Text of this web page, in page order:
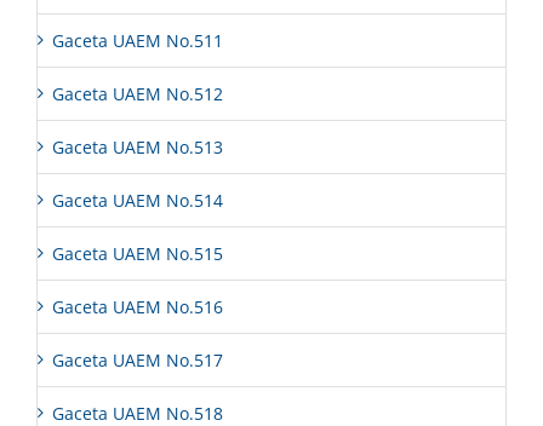
Gaceta UAEM No.511
Gaceta UAEM No.512
Gaceta UAEM No.513
Gaceta UAEM No.514
Gaceta UAEM No.515
Gaceta UAEM No.516
Gaceta UAEM No.517
Gaceta UAEM No.518